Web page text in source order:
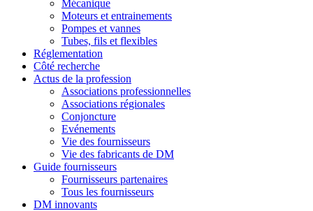
Mécanique
Moteurs et entrainements
Pompes et vannes
Tubes, fils et flexibles
Réglementation
Côté recherche
Actus de la profession
Associations professionnelles
Associations régionales
Conjoncture
Evénements
Vie des fournisseurs
Vie des fabricants de DM
Guide fournisseurs
Fournisseurs partenaires
Tous les fournisseurs
DM innovants